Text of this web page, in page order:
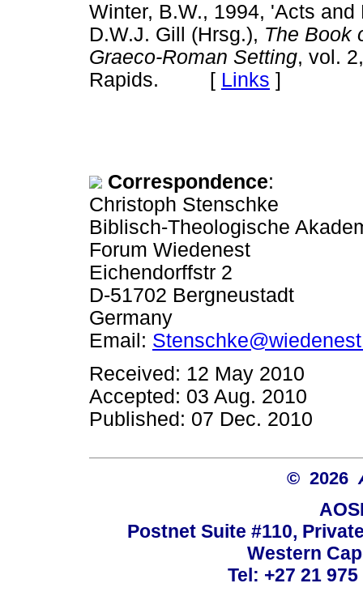
Winter, B.W., 1994, 'Acts
D.W.J. Gill (Hrsg.), The Book
Graeco-Roman Setting, vol.
Rapids. [ Links ]
Correspondence:
Christoph Stenschke
Biblisch-Theologische
Forum Wiedenest
Eichendorffstr 2
D-51702 Bergneustadt
Germany
Email:
Received: 12 May 2010
Accepted: 03 Aug. 2010
Published: 07 Dec. 2010
© 2026
Postnet Suite #110,
Western
Tel: +27 21